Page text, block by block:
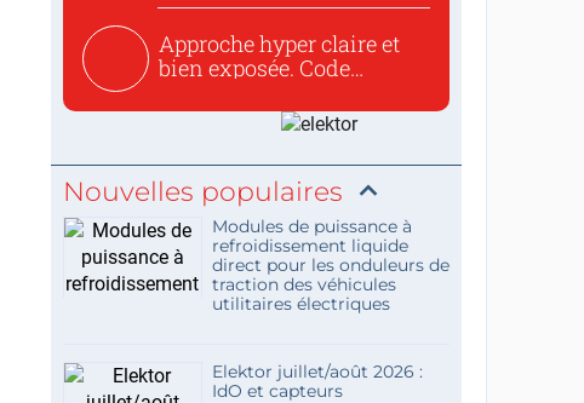
Approche hyper claire et
bien exposée. Code
Nouvelles populaires
Modules de puissance à
refroidissement liquide
direct pour les onduleurs de
traction des véhicules
utilitaires électriques
Elektor juillet/août 2026 :
IdO et capteurs